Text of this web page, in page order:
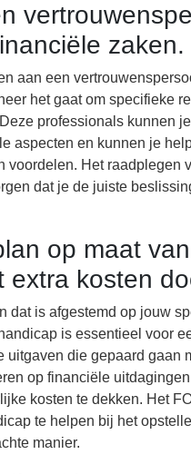
zaken.
aan een
het gaat om specifieke
professionals kunnen
aspecten en kunnen je
voordelen. Het raadplegen
dat je de juiste
op maat
extra kosten
dat is afgestemd op jouw
is essentieel voor
uitgaven die gepaard gaan
op financiële
kosten te dekken. Het
te helpen bij het
manier.